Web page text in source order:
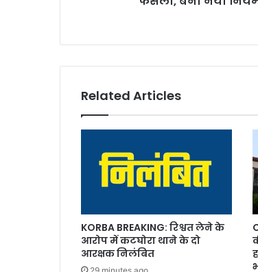
नया
Related Articles
KORBA BREAKING: रिश्वत लेने के
आरोप में कटघोरा थाने के दो
आरक्षक निलंबित